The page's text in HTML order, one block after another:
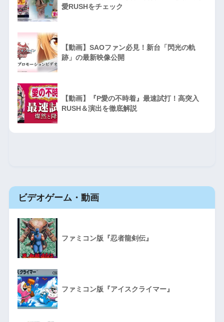
愛RUSHをチェック
【動画】SAOファン必見！新台「閃光の軌
跡」の最新映像公開
【動画】『P愛の不時着』最速試打！高突入
RUSH＆演出を徹底解説
ビデオゲーム・動画
ファミコン版『忍者龍剣伝』
ファミコン版『アイスクライマー』